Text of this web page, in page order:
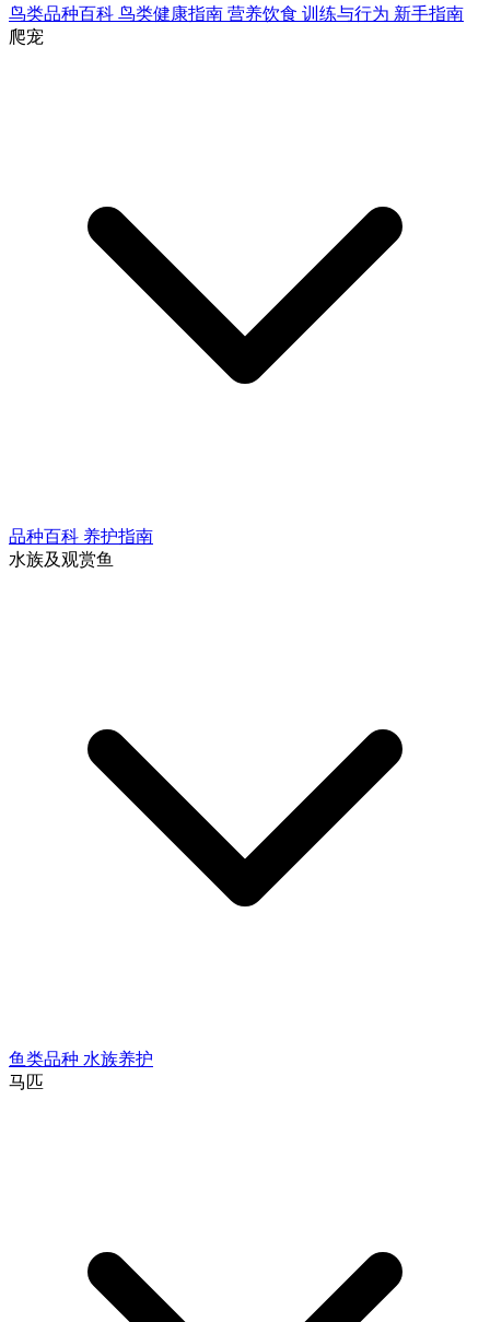
鸟类品种百科 鸟类健康指南 营养饮食 训练与行为 新手指南
爬宠
品种百科 养护指南
水族及观赏鱼
鱼类品种 水族养护
马匹